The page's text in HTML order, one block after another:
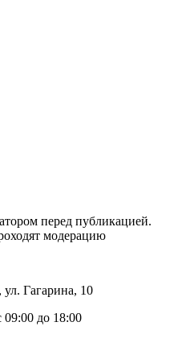
перед публикацией.
модерацию
ул. Гагарина, 10
до 18:00